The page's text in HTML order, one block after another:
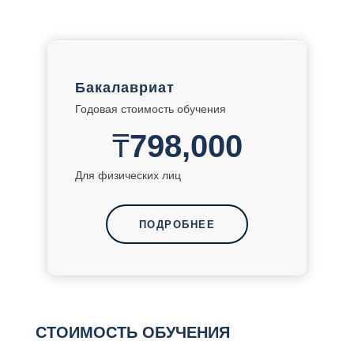
Бакалавриат
Годовая стоимость обучения
₸798,000
Для физических лиц
ПОДРОБНЕЕ
СТОИМОСТЬ ОБУЧЕНИЯ